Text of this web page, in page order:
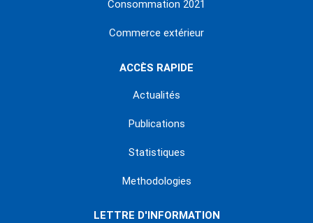
Consommation 2021
Commerce extérieur
ACCÈS RAPIDE
Actualités
Publications
Statistiques
Methodologies
LETTRE D'INFORMATION